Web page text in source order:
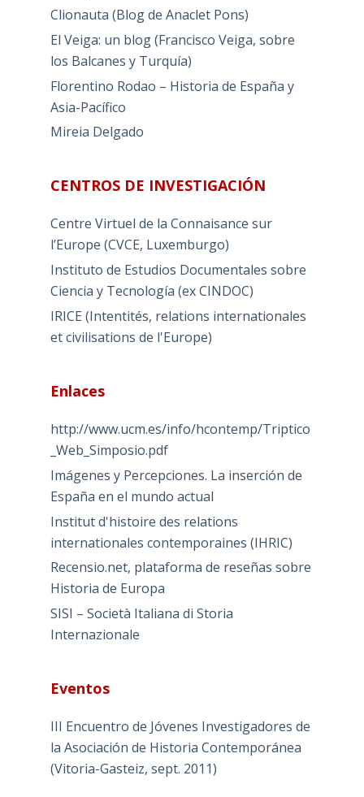
Clionauta (Blog de Anaclet Pons)
El Veiga: un blog (Francisco Veiga, sobre
los Balcanes y Turquía)
Florentino Rodao – Historia de España y
Asia-Pacífico
Mireia Delgado
CENTROS DE INVESTIGACIÓN
Centre Virtuel de la Connaisance sur
l’Europe (CVCE, Luxemburgo)
Instituto de Estudios Documentales sobre
Ciencia y Tecnología (ex CINDOC)
IRICE (Intentités, relations internationales
et civilisations de l'Europe)
Enlaces
http://www.ucm.es/info/hcontemp/Triptico
_Web_Simposio.pdf
Imágenes y Percepciones. La inserción de
España en el mundo actual
Institut d'histoire des relations
internationales contemporaines (IHRIC)
Recensio.net, plataforma de reseñas sobre
Historia de Europa
SISI – Società Italiana di Storia
Internazionale
Eventos
III Encuentro de Jóvenes Investigadores de
la Asociación de Historia Contemporánea
(Vitoria-Gasteiz, sept. 2011)